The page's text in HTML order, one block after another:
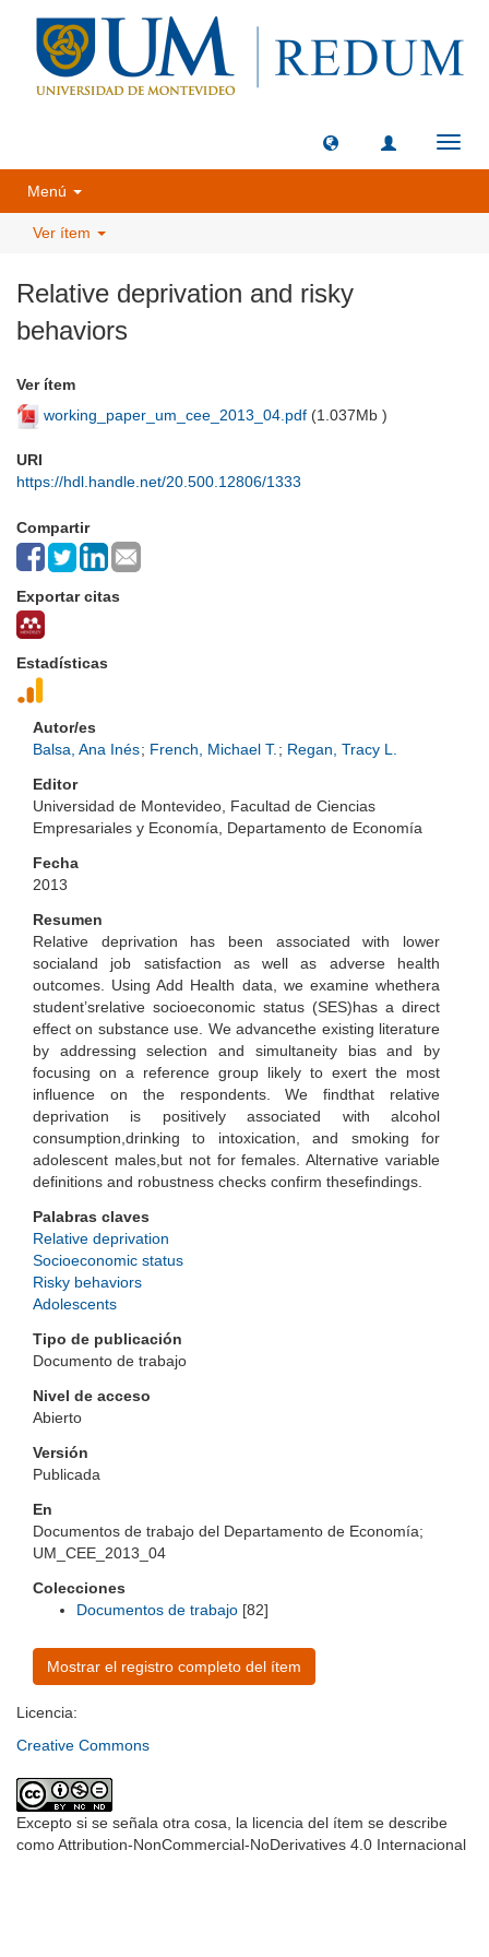
Menú
Ver ítem
Relative deprivation and risky
behaviors
Ver ítem
working_paper_um_cee_2013_04.pdf (1.037Mb )
URI
https://hdl.handle.net/20.500.12806/1333
Compartir
Exportar citas
Estadísticas
Autor/es
Balsa, Ana Inés; French, Michael T. ; Regan, Tracy L.
Editor
Universidad de Montevideo, Facultad de Ciencias
Empresariales y Economía, Departamento de Economía
Fecha
2013
Resumen
Relative deprivation has been associated with lower
socialand job satisfaction as well as adverse health
outcomes. Using Add Health data, we examine whethera
student’srelative socioeconomic status (SES)has a direct
effect on substance use. We advancethe existing literature
by addressing selection and simultaneity bias and by
focusing on a reference group likely to exert the most
influence on the respondents. We findthat relative
deprivation is positively associated with alcohol
consumption,drinking to intoxication, and smoking for
adolescent males,but not for females. Alternative variable
definitions and robustness checks confirm thesefindings.
Palabras claves
Relative deprivation
Socioeconomic status
Risky behaviors
Adolescents
Tipo de publicación
Documento de trabajo
Nivel de acceso
Abierto
Versión
Publicada
En
Documentos de trabajo del Departamento de Economía;
UM_CEE_2013_04
Colecciones
Documentos de trabajo [82]
Mostrar el registro completo del ítem
Licencia:
Creative Commons
Excepto si se señala otra cosa, la licencia del ítem se describe
como Attribution-NonCommercial-NoDerivatives 4.0 Internacional